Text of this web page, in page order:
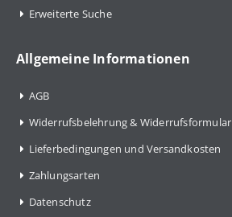
Erweiterte Suche
Allgemeine Informationen
AGB
Widerrufsbelehrung & Widerrufsformular
Lieferbedingungen und Versandkosten
Zahlungsarten
Datenschutz